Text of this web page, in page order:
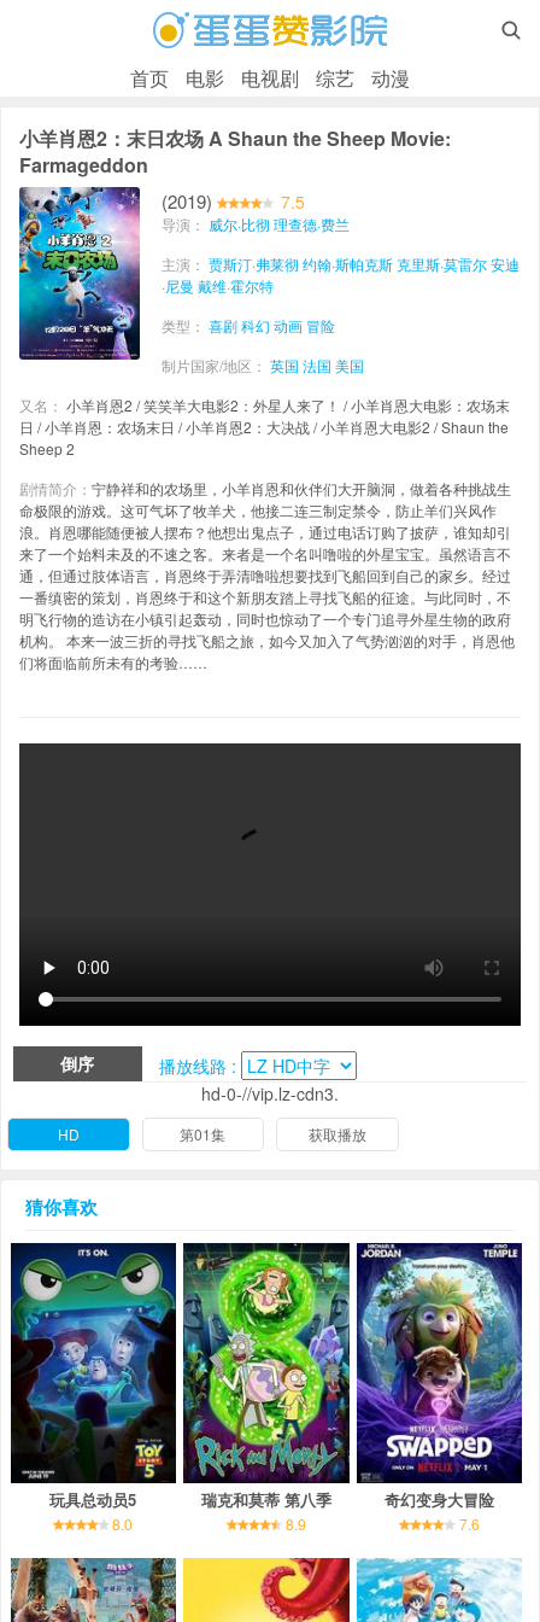

首页 电影 电视剧 综艺 动漫
小羊肖恩2：末日农场 A Shaun the Sheep Movie:
Farmageddon
(2019) 7.5
导演： 威尔·比彻 理查德·费兰
主演： 贾斯汀·弗莱彻 约翰·斯帕克斯克里斯·莫雷尔安迪
·尼曼 戴维·霍尔特
类型： 喜剧科幻 动画 冒险
制片国家/地区： 英国 法国 美国
又名： 小羊肖恩2 / 笑笑羊大电影2：外星人来了！ / 小羊肖恩大电影：农场末
日 / 小羊肖恩：农场末日 / 小羊肖恩2：大决战 / 小羊肖恩大电影2 / Shaun the
Sheep 2
剧情简介： 宁静祥和的农场里，小羊肖恩和伙伴们大开脑洞，做着各种挑战生
命极限的游戏。这可气坏了牧羊犬，他接二连三制定禁令，防止羊们兴风作
浪。肖恩哪能随便被人摆布？他想出鬼点子，通过电话订购了披萨，谁知却引
来了一个始料未及的不速之客。来者是一个名叫噜啦的外星宝宝。虽然语言不
通，但通过肢体语言，肖恩终于弄清噜啦想要找到飞船回到自己的家乡。经过
一番缜密的策划，肖恩终于和这个新朋友踏上寻找飞船的征途。与此同时，不
明飞行物的造访在小镇引起轰动，同时也惊动了一个专门追寻外星生物的政府
机构。 本来一波三折的寻找飞船之旅，如今又加入了气势汹汹的对手，肖恩他
们将面临前所未有的考验……
倒序
播放线路 :
hd-0-//vip.lz-cdn3.
HD 第01集 获取播放
猜你喜欢
玩具总动员5
8.0
瑞克和莫蒂 第八季
8.9
奇幻变身大冒险
7.6